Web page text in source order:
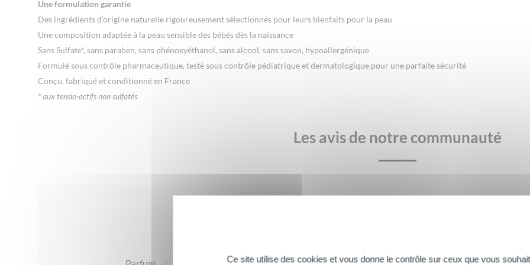
Une formulation garantie
Des ingrédients d’origine naturelle rigoureusement sélectionnés pour leurs bienfaits pour la peau
Une composition adaptée à la peau sensible des bébés dès la naissance
Sans Sulfate*, sans paraben, sans phénoxyéthanol, sans alcool, sans savon, hypoallergénique
Formulé sous contrôle pharmaceutique, testé sous contrôle pédiatrique et dermatologique pour une parfaite sécurité
Conçu, fabriqué et conditionné en France
* aux tensio-actifs non sulfatés
Les avis de notre communauté
Ce site utilise des cookies et vous donne le contrôle sur ceux que vous